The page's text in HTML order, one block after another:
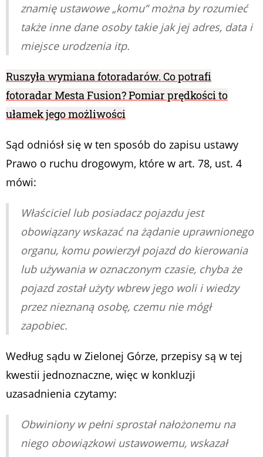
znamię ustawowe „komu” można by rozumieć
także inne dane osoby takie jak jej adres, data i
miejsce urodzenia itp.
Ruszyła wymiana fotoradarów. Co potrafi
fotoradar Mesta Fusion? Pomiar prędkości to
ułamek jego możliwości
Sąd odniósł się w ten sposób do zapisu ustawy
Prawo o ruchu drogowym, które w art. 78, ust. 4
mówi:
Właściciel lub posiadacz pojazdu jest
obowiązany wskazać na żądanie uprawnionego
organu, komu powierzył pojazd do kierowania
lub używania w oznaczonym czasie, chyba że
pojazd został użyty wbrew jego woli i wiedzy
przez nieznaną osobę, czemu nie mógł
zapobiec.
Według sądu w Zielonej Górze, przepisy są w tej
kwestii jednoznaczne, więc w konkluzji
uzasadnienia czytamy:
Obwiniony w pełni sprostał nałożonemu na
niego obowiązkowi ustawowemu, wskazał